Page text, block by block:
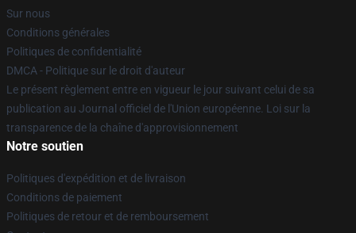
Sur nous
Conditions générales
Politiques de confidentialité
DMCA - Politique sur le droit d'auteur
Le présent règlement entre en vigueur le jour suivant celui de sa
publication au Journal officiel de l'Union européenne. Loi sur la
transparence de la chaîne d'approvisionnement
Notre soutien
Politiques d'expédition et de livraison
Conditions de paiement
Politiques de retour et de remboursement